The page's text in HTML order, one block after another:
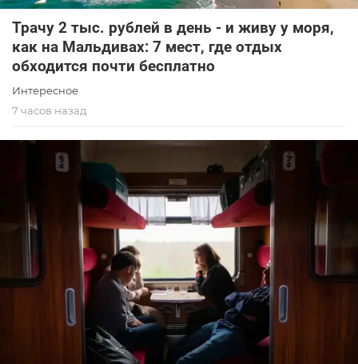
Трачу 2 тыс. рублей в день - и живу у моря,
как на Мальдивах: 7 мест, где отдых
обходится почти бесплатно
Интересное
7 часов назад